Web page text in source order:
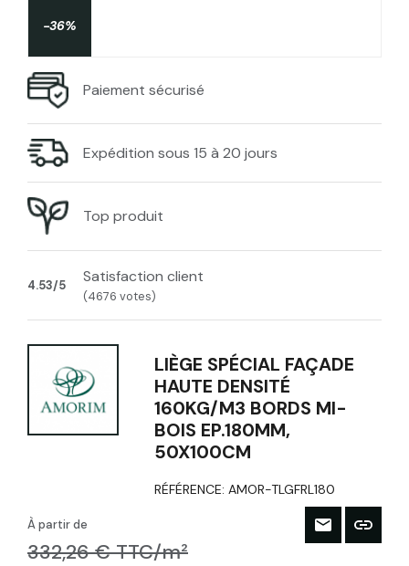
-36%
Paiement sécurisé
Expédition sous 15 à 20 jours
Top produit
4.53/5 Satisfaction client
(4676 votes)
LIÈGE SPÉCIAL FAÇADE
HAUTE DENSITÉ
160KG/M3 BORDS MI-
BOIS EP.180MM,
50X100CM
RÉFÉRENCE:AMOR-TLGFRL180
À partir de
332,26 € TTC/m²